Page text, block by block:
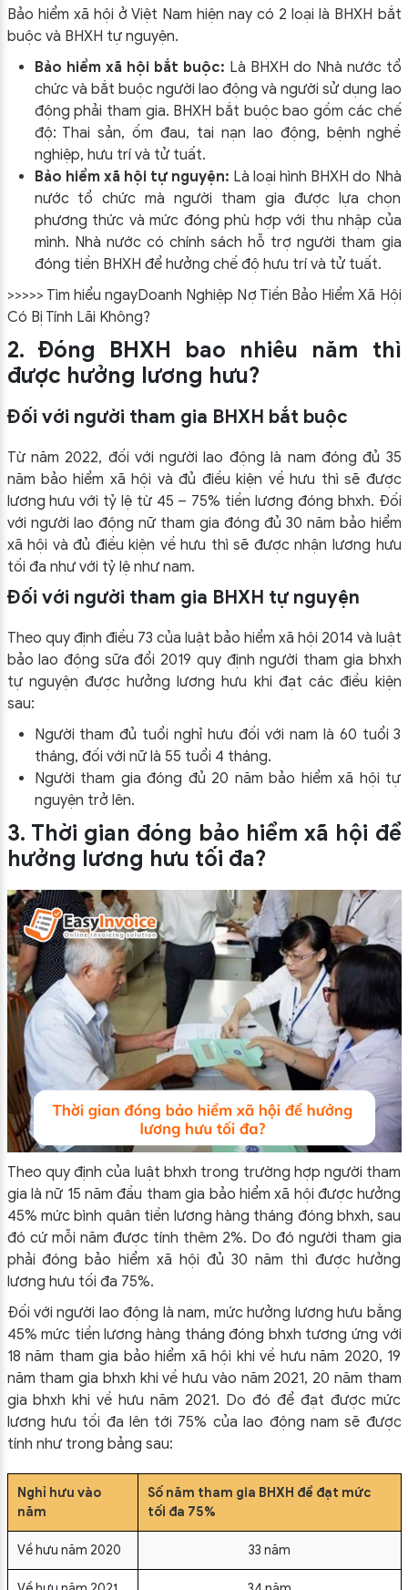
Bảo hiểm xã hội ở Việt Nam hiện nay có 2 loại là BHXH bắt
buộc và BHXH tự nguyện.
Bảo hiểm xã hội bắt buộc: Là BHXH do Nhà nước tổ
chức và bắt buộc người lao động và người sử dụng lao
động phải tham gia. BHXH bắt buộc bao gồm các chế
độ: Thai sản, ốm đau, tai nạn lao động, bệnh nghề
nghiệp, hưu trí và tử tuất.
Bảo hiểm xã hội tự nguyện: Là loại hình BHXH do Nhà
nước tổ chức mà người tham gia được lựa chọn
phương thức và mức đóng phù hợp với thu nhập của
mình. Nhà nước có chính sách hỗ trợ người tham gia
đóng tiền BHXH để hưởng chế độ hưu trí và tử tuất.
>>>>> Tìm hiểu ngayDoanh Nghiệp Nợ Tiền Bảo Hiểm Xã Hội
Có Bị Tính Lãi Không?
2. Đóng BHXH bao nhiêu năm thì
được hưởng lương hưu?
Đối với người tham gia BHXH bắt buộc
Từ năm 2022, đối với người lao động là nam đóng đủ 35
năm bảo hiểm xã hội và đủ điều kiện về hưu thì sẽ được
lương hưu với tỷ lệ từ 45 – 75% tiền lương đóng bhxh. Đối
với người lao động nữ tham gia đóng đủ 30 năm bảo hiểm
xã hội và đủ điều kiện về hưu thì sẽ được nhận lương hưu
tối đa như với tỷ lệ như nam.
Đối với người tham gia BHXH tự nguyện
Theo quy định điều 73 của luật bảo hiểm xã hội 2014 và luật
bảo lao động sữa đổi 2019 quy định người tham gia bhxh
tự nguyện được hưởng lương hưu khi đạt các điều kiện
sau:
Người tham đủ tuổi nghỉ hưu đối với nam là 60 tuổi 3
tháng, đối với nữ là 55 tuổi 4 tháng.
Người tham gia đóng đủ 20 năm bảo hiểm xã hội tự
nguyện trở lên.
3. Thời gian đóng bảo hiểm xã hội để
hưởng lương hưu tối đa?
Theo quy định của luật bhxh trong trường hợp người tham
gia là nữ 15 năm đầu tham gia bảo hiểm xã hội được hưởng
45% mức bình quân tiền lương hàng tháng đóng bhxh, sau
đó cứ mỗi năm được tính thêm 2%. Do đó người tham gia
phải đóng bảo hiểm xã hội đủ 30 năm thì được hưởng
lương hưu tối đa 75%.
Đối với người lao động là nam, mức hưởng lương hưu bằng
45% mức tiền lương hàng tháng đóng bhxh tương ứng với
18 năm tham gia bảo hiểm xã hội khi về hưu năm 2020, 19
năm tham gia bhxh khi về hưu vào năm 2021, 20 năm tham
gia bhxh khi về hưu năm 2021. Do đó để đạt được mức
lương hưu tối đa lên tới 75% của lao động nam sẽ được
tính như trong bảng sau:
Nghỉ hưu vào
năm
Số năm tham gia BHXH để đạt mức
tối đa 75%
Về hưu năm 2020 33 năm